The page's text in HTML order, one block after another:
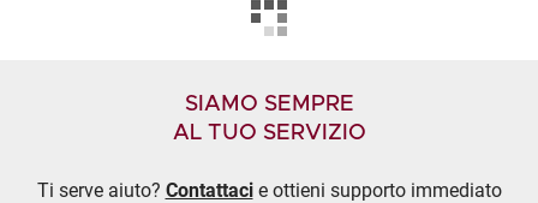
SIAMO SEMPRE
AL TUO SERVIZIO
Ti serve aiuto? Contattacie ottieni supporto immediato